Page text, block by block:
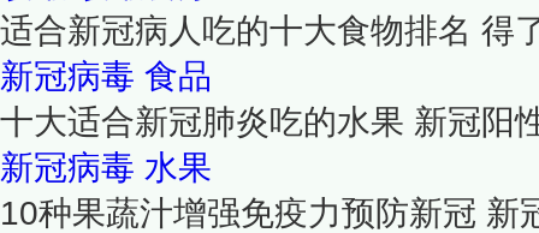
适合新冠病人吃的十大食物排名 得
新冠病毒 食品
十大适合新冠肺炎吃的水果 新冠阳
新冠病毒 水果
10种果蔬汁增强免疫力预防新冠 新